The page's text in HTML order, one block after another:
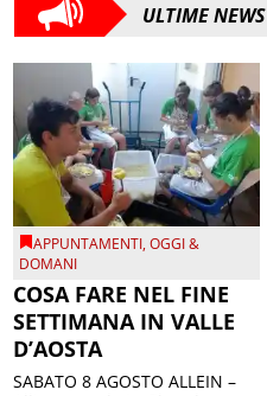
ULTIME NEWS
APPUNTAMENTI,OGGI &
DOMANI
COSA FARE NEL FINE
SETTIMANA IN VALLE
D’AOSTA
SABATO 8 AGOSTO ALLEIN –